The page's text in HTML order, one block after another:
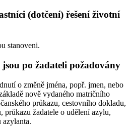
(dotčení) řešení životní
stanoveni.
po žadateli požadovány
o změně jména, popř. jmen, nebo
nově vydaného matričního
průkazu, cestovního dokladu,
žadatele o udělení azylu,